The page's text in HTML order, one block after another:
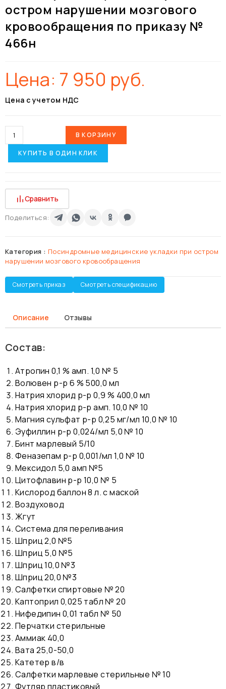
остром нарушении мозгового
кровообращения по приказу №
466н
Цена: 7 950 руб.
Цена с учетом НДС
В КОРЗИНУ
КУПИТЬ В ОДИН КЛИК
Сравнить
Поделиться:
Категория : Посиндромные медицинские укладки при остром
нарушении мозгового кровообращения
Смотреть приказ Смотреть спецификацию
Описание Отзывы
Состав:
Атропин 0,1 % амп. 1,0 № 5
Волювен р-р 6 % 500,0 мл
Натрия хлорид р-р 0,9 % 400,0 мл
Натрия хлорид р-р амп. 10,0 № 10
Магния сульфат р-р 0,25 мг/мл 10,0 № 10
Эуфиллин р-р 0,024/мл 5,0 № 10
Бинт марлевый 5/10
Феназепам р-р 0,001/мл 1,0 № 10
Мексидол 5,0 амп №5
Цитофлавин р-р 10,0 № 5
Кислород баллон 8 л. с маской
Воздуховод
Жгут
Система для переливания
Шприц 2,0 №5
Шприц 5,0 №5
Шприц 10,0 №3
Шприц 20,0 №3
Салфетки спиртовые № 20
Каптоприл 0,025 табл № 20
Нифедипин 0,01 табл № 50
Перчатки стерильные
Аммиак 40,0
Вата 25,0-50,0
Катетер в/в
Салфетки марлевые стерильные № 10
Футляр пластиковый